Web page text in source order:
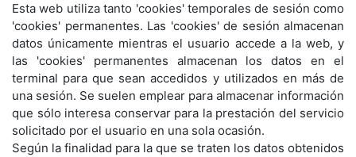
Esta web utiliza tanto 'cookies' temporales de sesión como
'cookies' permanentes. Las 'cookies' de sesión almacenan
datos únicamente mientras el usuario accede a la web, y
las 'cookies' permanentes almacenan los datos en el
terminal para que sean accedidos y utilizados en más de
una sesión. Se suelen emplear para almacenar información
que sólo interesa conservar para la prestación del servicio
solicitado por el usuario en una sola ocasión.
Según la finalidad para la que se traten los datos obtenidos